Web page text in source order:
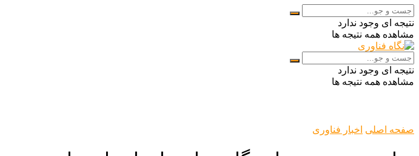
نتیجه ای وجود ندارد
مشاهده همه نتیجه ها
نتیجه ای وجود ندارد
مشاهده همه نتیجه ها
صفحه اصلی اخبار فناوری